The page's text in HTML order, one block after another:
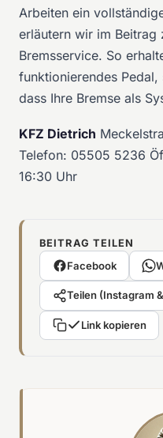
Arbeiten ein
erläutern wir im Beitrag
Bremsservice. So
funktionierendes
dass Ihre Bremse als
KFZ Dietrich
Telefon: 05505 5236
16:30 Uhr
BEITRAG TEILEN
Facebook
Teilen (Instagram
Link kopieren